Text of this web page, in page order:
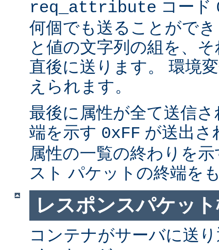
req_attribute コード
何個でも送ることがで
と値の文字列の組を、
直後に送ります。 環境
えられます。
最後に属性が全て送信
端を示す 0xFF が送出さ
属性の一覧の終わりを
スト パケットの終端を
レスポンスパケッ
コンテナがサーバに送